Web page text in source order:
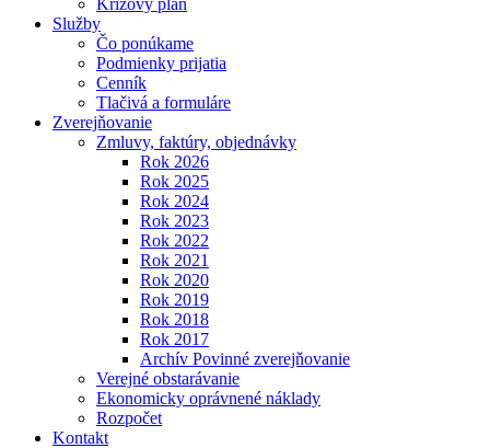
Krízový plán
Služby
Čo ponúkame
Podmienky prijatia
Cenník
Tlačivá a formuláre
Zverejňovanie
Zmluvy, faktúry, objednávky
Rok 2026
Rok 2025
Rok 2024
Rok 2023
Rok 2022
Rok 2021
Rok 2020
Rok 2019
Rok 2018
Rok 2017
Archív Povinné zverejňovanie
Verejné obstarávanie
Ekonomicky oprávnené náklady
Rozpočet
Kontakt